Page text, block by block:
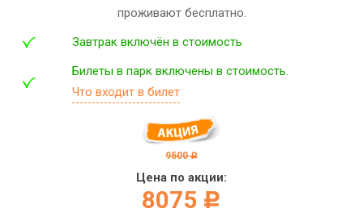
проживают бесплатно.
Завтрак включён в стоимость
Билеты в парк включены в стоимость.
Что входит в билет
9500 c
Цена по акции:
8075 c